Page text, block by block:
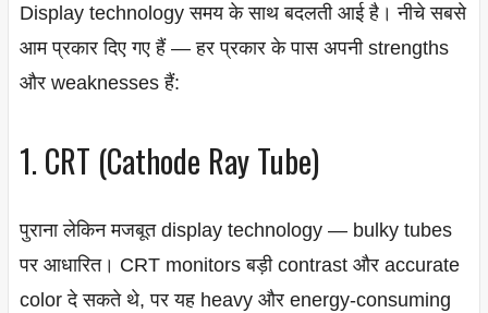
Display technology समय के साथ बदलती आई है। नीचे सबसे
आम प्रकार दिए गए हैं — हर प्रकार के पास अपनी strengths
और weaknesses हैं:
1. CRT (Cathode Ray Tube)
पुराना लेकिन मजबूत display technology — bulky tubes
पर आधारित। CRT monitors बड़ी contrast और accurate
color दे सकते थे, पर यह heavy और energy-consuming